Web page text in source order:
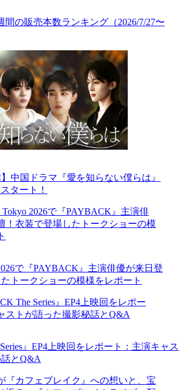
間の販売本数ランキング（2026/7/27〜
】中国ドラマ『愛を知らない僕らは』
タート！
で『PAYBACK』主演俳優が来日登
トークショーの模様をレポート
』EP4上映回をレポート：主演キャス
話とQ&A